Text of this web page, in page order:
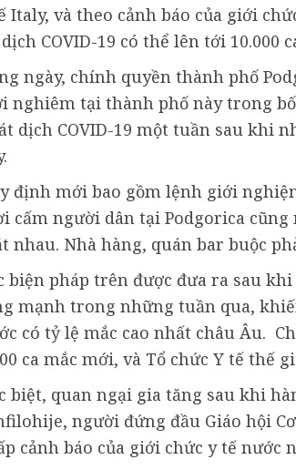
Italy, và theo cảnh báo của giới
COVID-19 có thể lên tới 10.000
ngày, chính quyền thành phố
nghiêm tại thành phố này trong
dịch COVID-19 một tuần sau khi
định mới bao gồm lệnh giới
cấm người dân tại Podgorica
nhau. Nhà hàng, quán bar buộc
biện pháp trên được đưa ra sau
mạnh trong những tuần qua,
có tỷ lệ mắc cao nhất châu Âu.
ca mắc mới, và Tổ chức Y tế thế
biệt, quan ngại gia tăng sau khi
người đứng đầu Giáo hội
cảnh báo của giới chức y tế nước